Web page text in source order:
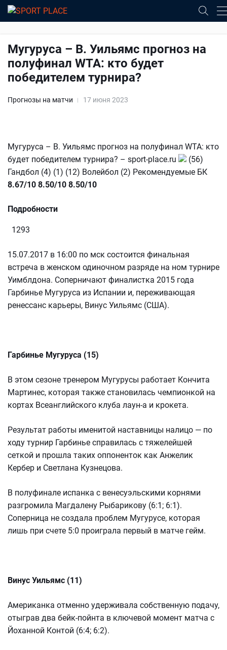
Мугуруса – В. Уильямс прогноз на
полуфинал WTA: кто будет
победителем турнира?
Прогнозы на матчи 17 июня 2023
Мугуруса – В. Уильямс прогноз на полуфинал WTA: кто
будет победителем турнира? – sport-place.ru
(56)
Гандбол (4) (1) (12) Волейбол (2) Рекомендуемые БК
8.67/10 8.50/10 8.50/10
Подробности
1293
15.07.2017 в 16:00 по мск состоится финальная
встреча в женском одиночном разряде на ном турнире
Уимблдона. Соперничают финалистка 2015 года
Гарбинье Мугуруса из Испании и, переживающая
ренессанс карьеры, Винус Уильямс (США).
Гарбинье Мугуруса (15)
В этом сезоне тренером Мугурусы работает Кончита
Мартинес, которая также становилась чемпионкой на
кортах Всеанглийского клуба лаун-а и крокета.
Результат работы именитой наставницы налицо — по
ходу турнир Гарбинье справилась с тяжелейшей
сеткой и прошла таких оппоненток как Анжелик
Кербер и Светлана Кузнецова.
В полуфинале испанка с венесуэльскими корнями
разгромила Магдалену Рыбарикову (6:1; 6:1).
Соперница не создала проблем Мугурусе, которая
лишь при счете 5:0 проиграла первый в матче гейм.
Винус Уильямс (11)
Американка отменно удерживала собственную подачу,
отыграв два бейк-пойнта в ключевой момент матча с
Йоханной Контой (6:4; 6:2).